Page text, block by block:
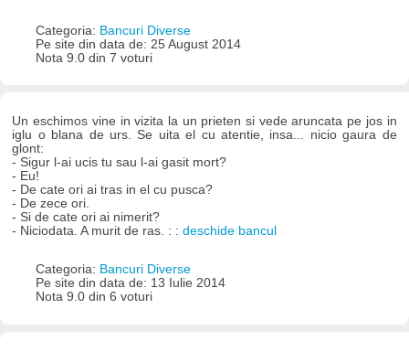
Categoria: Bancuri Diverse
Pe site din data de: 25 August 2014
Nota 9.0 din 7 voturi
Un eschimos vine in vizita la un prieten si vede aruncata pe jos in
iglu o blana de urs. Se uita el cu atentie, insa... nicio gaura de
glont:
- Sigur l-ai ucis tu sau l-ai gasit mort?
- Eu!
- De cate ori ai tras in el cu pusca?
- De zece ori.
- Si de cate ori ai nimerit?
- Niciodata. A murit de ras. : :deschide bancul
Categoria: Bancuri Diverse
Pe site din data de: 13 Iulie 2014
Nota 9.0 din 6 voturi